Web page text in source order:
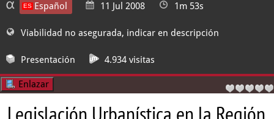
Español 11 Jul 2008 1m 53s
Viabilidad no asegurada, indicar en descripción
Presentación 4.934 visitas
Enlazar
Legislación Urbanística en la Región